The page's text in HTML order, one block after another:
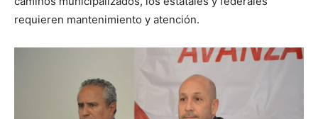
requieren mantenimiento y atención.